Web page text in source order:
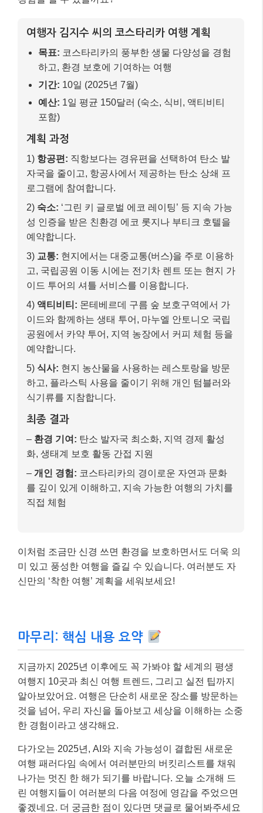
여행자 김지수 씨의 코스타리카 여행 계획
목표: 코스타리카의 풍부한 생물 다양성을 경험
하고, 환경 보호에 기여하는 여행
기간: 10일 (2025년 7월)
예산: 1일 평균 150달러 (숙소, 식비, 액티비티
포함)
계획 과정
1) 항공편: 직항보다는 경유편을 선택하여 탄소 발
자국을 줄이고, 항공사에서 제공하는 탄소 상쇄 프
로그램에 참여합니다.
2) 숙소: ‘그린 키 글로벌 에코 레이팅’ 등 지속 가능
성 인증을 받은 친환경 에코 롯지나 부티크 호텔을
예약합니다.
3) 교통: 현지에서는 대중교통(버스)을 주로 이용하
고, 국립공원 이동 시에는 전기차 렌트 또는 현지 가
이드 투어의 셔틀 서비스를 이용합니다.
4) 액티비티: 몬테베르데 구름 숲 보호구역에서 가
이드와 함께하는 생태 투어, 마누엘 안토니오 국립
공원에서 카약 투어, 지역 농장에서 커피 체험 등을
예약합니다.
5) 식사: 현지 농산물을 사용하는 레스토랑을 방문
하고, 플라스틱 사용을 줄이기 위해 개인 텀블러와
식기류를 지참합니다.
최종 결과
– 환경 기여: 탄소 발자국 최소화, 지역 경제 활성
화, 생태계 보호 활동 간접 지원
– 개인 경험: 코스타리카의 경이로운 자연과 문화
를 깊이 있게 이해하고, 지속 가능한 여행의 가치를
직접 체험
이처럼 조금만 신경 쓰면 환경을 보호하면서도 더욱 의
미 있고 풍성한 여행을 즐길 수 있습니다. 여러분도 자
신만의 ‘착한 여행’ 계획을 세워보세요!
마무리: 핵심 내용 요약
지금까지 2025년 이후에도 꼭 가봐야 할 세계의 평생
여행지 10곳과 최신 여행 트렌드, 그리고 실전 팁까지
알아보았어요. 여행은 단순히 새로운 장소를 방문하는
것을 넘어, 우리 자신을 돌아보고 세상을 이해하는 소중
한 경험이라고 생각해요.
다가오는 2025년, AI와 지속 가능성이 결합된 새로운
여행 패러다임 속에서 여러분만의 버킷리스트를 채워
나가는 멋진 한 해가 되기를 바랍니다. 오늘 소개해 드
린 여행지들이 여러분의 다음 여정에 영감을 주었으면
좋겠네요. 더 궁금한 점이 있다면 댓글로 물어봐주세요